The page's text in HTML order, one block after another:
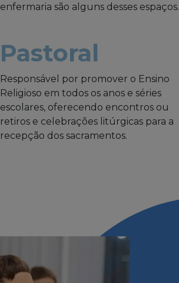
enfermaria são alguns desses espaços.
Pastoral
Responsável por promover o Ensino
Religioso em todos os anos e séries
escolares, oferecendo encontros ou
retiros e celebrações litúrgicas para a
recepção dos sacramentos.